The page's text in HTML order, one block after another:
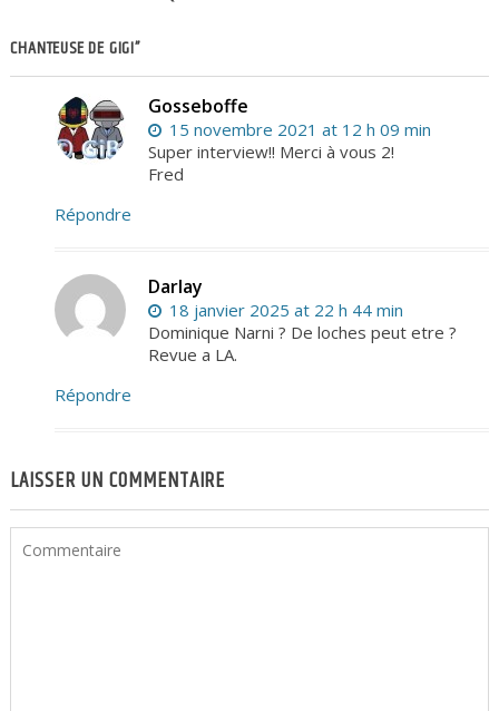
CHANTEUSE DE GIGI”
Gosseboffe
15 novembre 2021 at 12 h 09 min
Super interview!! Merci à vous 2!
Fred
Répondre
Darlay
18 janvier 2025 at 22 h 44 min
Dominique Narni ? De loches peut etre ?
Revue a LA.
Répondre
LAISSER UN COMMENTAIRE